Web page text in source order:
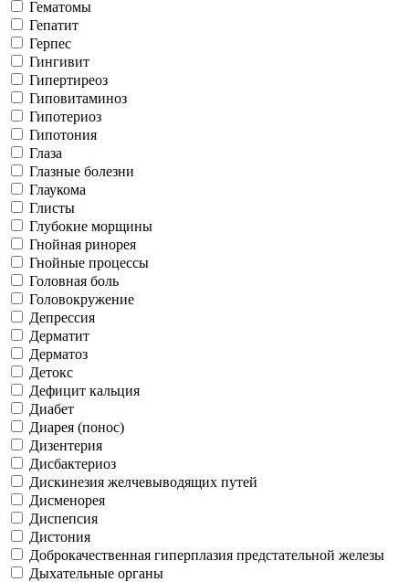
Гематомы
Гепатит
Герпес
Гингивит
Гипертиреоз
Гиповитаминоз
Гипотериоз
Гипотония
Глаза
Глазные болезни
Глаукома
Глисты
Глубокие морщины
Гнойная ринорея
Гнойные процессы
Головная боль
Головокружение
Депрессия
Дерматит
Дерматоз
Детокс
Дефицит кальция
Диабет
Диарея (понос)
Дизентерия
Дисбактериоз
Дискинезия желчевыводящих путей
Дисменорея
Диспепсия
Дистония
Доброкачественная гиперплазия предстательной железы
Дыхательные органы